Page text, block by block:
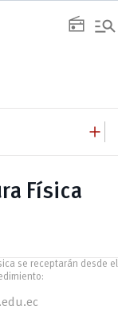
radio manage_search
add
Física
se receptarán desde el